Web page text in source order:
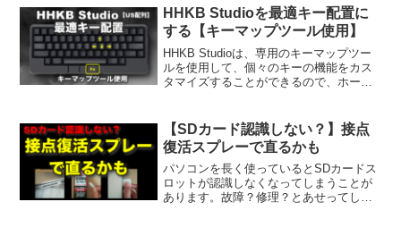
す。
HHKB Studioを最適キー配置に
する【キーマップツール使用】
HHKB Studioは、専用のキーマップツー
ルを使用して、個々のキーの機能をカス
タマイズすることができるので、ホーム
【SDカード認識しない？】接点
復活スプレーで直るかも
パソコンを長く使っているとSDカードス
ロットが認識しなくなってしまうことが
あります。故障？修理？とあせってしま